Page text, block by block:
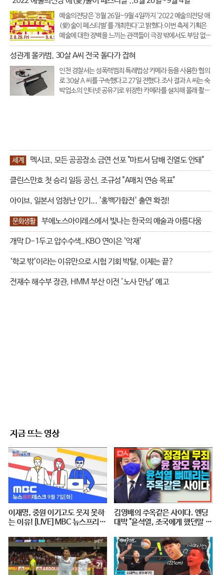
예술의전당은 '8월 26일~9월 4일까지 '2022 예술의전당 애
(愛)술이 페스티벌'를 개최한다'고 밝혔다.이번 축제 기획은
예술에 대한 장벽을 느끼는 관객들이 극장 밖에서도 부담 없이
즐길 수 있는 축제를 콘셉트로 기획됐다.축제 기간 동안 개최
되는 모든 공연과 상영은 무료이다.총 10일간 예술의전당 야
외광장 곳곳에서 야
성관계 몰카범, 30살 A씨 전국 돌다가 잡혀
인천 경찰서는 성폭력범죄 특례법상 카메라 등을 사용한 혐의
로 30살 A 씨를 구속했다고 27일 전했다.조사 결과 A 씨는 숙
박업소의 인터넷 공유기로 위장한 카메라를 설치해 몰래 촬영
세계 멕시코, 모든 공공장소 금연 선포 "마트서 담배 진열도 안돼"
클린스만호 첫 승리 일등 공신, 조규성 "A매치 연승 목표"
아이브, 일본서 엄청난 인기... '홍백가합전' 출연 확정!
문화생활 부에노스아이레스에서 빛나는 한국의 예술과 아름다움
개막 D-1두고 압수수색..KBO 연이은 '악재'
‘학교 밖’이라는 이유만으로 시험 기회 박탈, 이제는 끝?
전재수 해수부 장관, HMM 부산 이전 '노사 만남' 예고
지금 뜨는 영상
이재명, 중원 이기고도 웃지 못하
는 이유![LIVE]MBC 뉴스프리데
김영배의 주옥같은 사이다. 엔딩
대박 "윤석열, 조국에게 했던말 그